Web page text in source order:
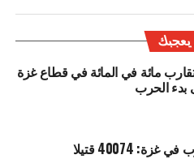
يعجبك
مائة في المائة في قطاع غزة
بدء الحرب
40074 قتيلا